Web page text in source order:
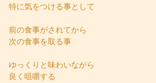
特に気をつける事として
前の食事がされてから
次の食事を取る事
ゆっくりと味わいながら
良く咀嚼する